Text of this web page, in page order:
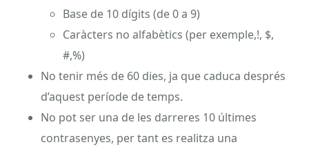
Base de 10 dígits (de 0 a 9)
Caràcters no alfabètics (per exemple,!, $,
#,%)
No tenir més de 60 dies, ja que caduca després
d’aquest període de temps.
No pot ser una de les darreres 10 últimes
contrasenyes, per tant es realitza una